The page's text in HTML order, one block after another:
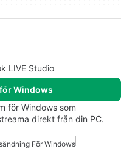
LIVE Studio
Windows
för Windows som
direkt från din PC.
För Windows